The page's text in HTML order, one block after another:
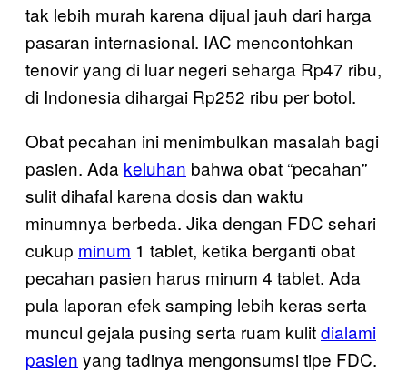
tak lebih murah karena dijual jauh dari harga
pasaran internasional. IAC mencontohkan
tenovir yang di luar negeri seharga Rp47 ribu,
di Indonesia dihargai Rp252 ribu per botol.
Obat pecahan ini menimbulkan masalah bagi
pasien. Ada keluhan bahwa obat “pecahan”
sulit dihafal karena dosis dan waktu
minumnya berbeda. Jika dengan FDC sehari
cukup minum 1 tablet, ketika berganti obat
pecahan pasien harus minum 4 tablet. Ada
pula laporan efek samping lebih keras serta
muncul gejala pusing serta ruam kulitdialami
pasien yang tadinya mengonsumsi tipe FDC.